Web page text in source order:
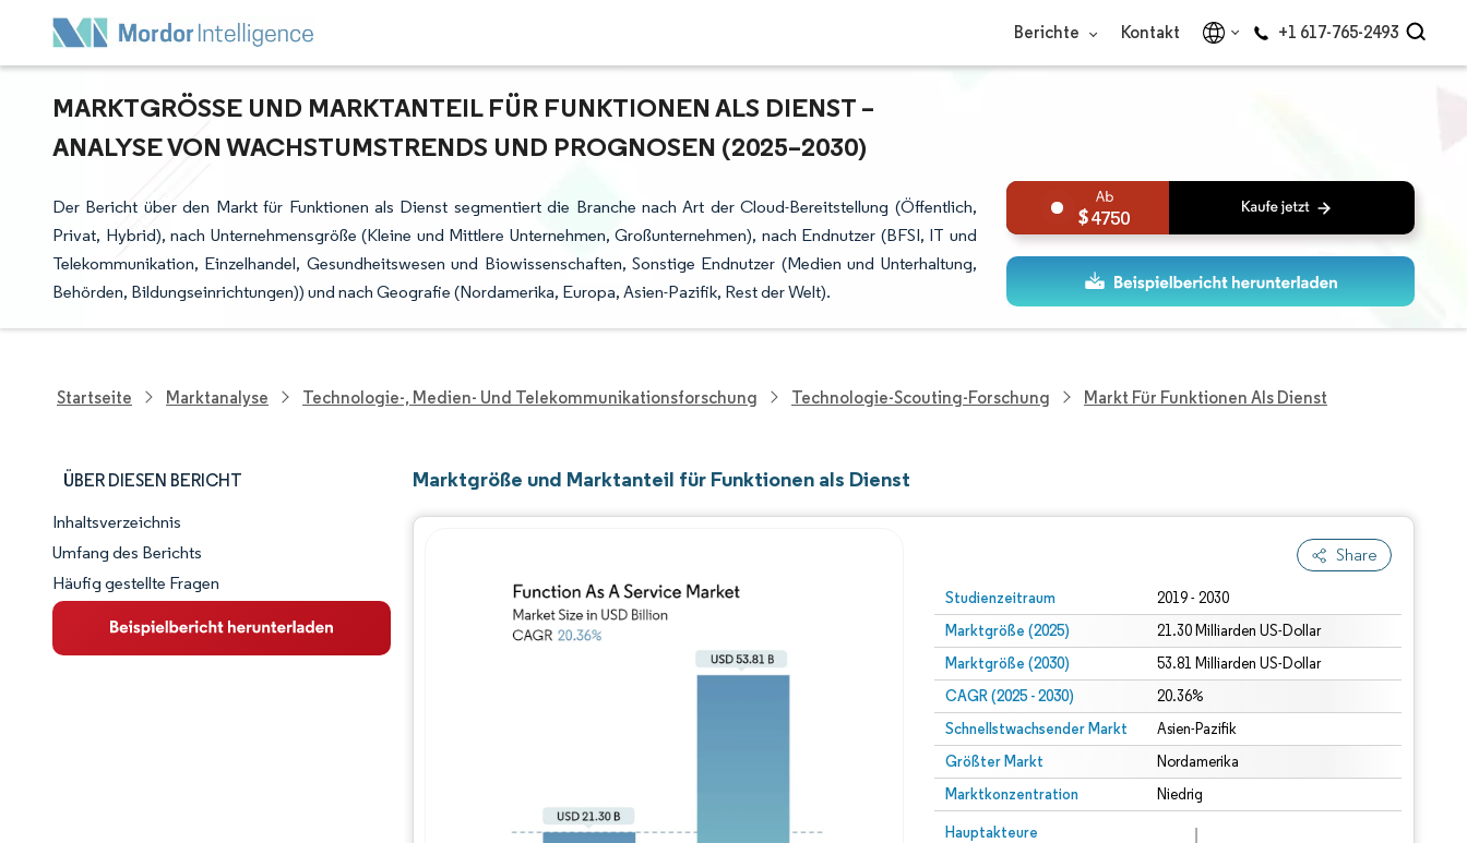
Berichte Kontakt +1 617-765-2493
MARKTGRÖSSE UND MARKTANTEIL FÜR FUNKTIONEN ALS DIENST – A
NALYSE VON WACHSTUMSTRENDS UND PROGNOSEN (2025–2030)
Der Bericht über den Markt für Funktionen als Dienst segmentiert die Branche nach Art der Cloud-Bereitstellung (Öffentlich,
Privat, Hybrid), nach Unternehmensgröße (Kleine und Mittlere Unternehmen, Großunternehmen), nach Endnutzer (BFSI, IT und
Telekommunikation, Einzelhandel, Gesundheitswesen und Biowissenschaften, Sonstige Endnutzer (Medien und Unterhaltung,
Behörden, Bildungseinrichtungen)) und nach Geografie (Nordamerika, Europa, Asien-Pazifik, Rest der Welt).
4750
Startseite Marktanalyse Technologie-, Medien- Und Telekommunikationsforschung Technologie-Scouting-Forschung Markt Für Funktionen Als Dienst
ÜBER DIESEN BERICHT
Marktschnappschuss
Marktübersicht
Wichtige Markttrends
Inhaltsverzeichnis
Umfang des Berichts
Häufig gestellte Fragen
Marktgröße und Marktanteil für Funktionen als Dienst
Share
Studienzeitraum 2019 - 2030
Marktgröße (2025) 21.30 Milliarden US-Dollar
Marktgröße (2030) 53.81 Milliarden US-Dollar
CAGR (2025 - 2030) 20.36%
Schnellstwachsender Markt Asien-Pazifik
Größter Markt Nordamerika
Marktkonzentration Niedrig
Hauptakteure